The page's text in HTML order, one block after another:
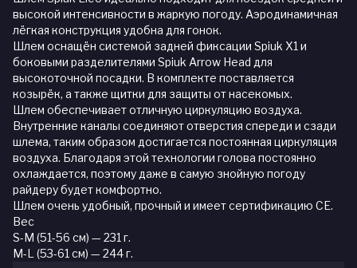
высокой интенсивности в жаркую погоду. Аэродинамичная
лёгкая конструкция удобна для гонок.
Шлем оснащён системой задней фиксации Spiuk X1 и
боковыми разделителями Spiuk Arrow Head для
высокоточной посадки. В комплекте поставляется
козырёк, а также щитки для защиты от насекомых.
Шлем обеспечивает отличную циркуляцию воздуха.
Внутренние каналы соединяют отверстия спереди и сзади
шлема, таким образом достигается постоянная циркуляция
воздуха. Благодаря этой технологии голова постоянно
охлаждается, поэтому даже в самую знойную погоду
райдеру будет комфортно.
Шлем очень удобный, прочный и имеет сертификацию CE.
Вес
S-M (51-56 см) — 231 г.
M-L (53-61 см) — 244 г.